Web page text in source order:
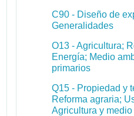
C90 - Diseño de
Generalidades
O13 - Agricultura;
Energía; Medio
primarios
Q15 - Propiedad y
Reforma agraria;
Agricultura y